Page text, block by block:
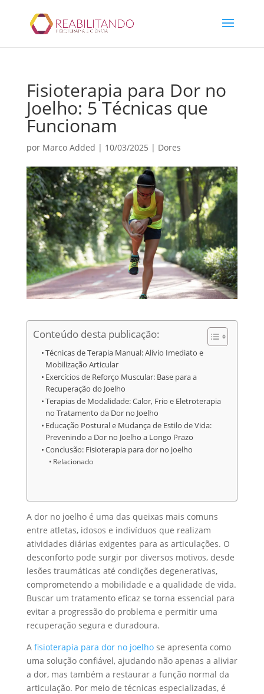
Fisioterapia para Dor no
Joelho: 5 Técnicas que
Funcionam
por Marco Added | 10/03/2025 | Dores
Conteúdo desta publicação:
Técnicas de Terapia Manual: Alívio Imediato e
Mobilização Articular
Exercícios de Reforço Muscular: Base para a
Recuperação do Joelho
Terapias de Modalidade: Calor, Frio e Eletroterapia
no Tratamento da Dor no Joelho
Educação Postural e Mudança de Estilo de Vida:
Prevenindo a Dor no Joelho a Longo Prazo
Conclusão: Fisioterapia para dor no joelho
Relacionado
A dor no joelho é uma das queixas mais comuns
entre atletas, idosos e indivíduos que realizam
atividades diárias exigentes para as articulações. O
desconforto pode surgir por diversos motivos, desde
lesões traumáticas até condições degenerativas,
comprometendo a mobilidade e a qualidade de vida.
Buscar um tratamento eficaz se torna essencial para
evitar a progressão do problema e permitir uma
recuperação segura e duradoura.
A fisioterapia para dor no joelhose apresenta como
uma solução confiável, ajudando não apenas a aliviar
a dor, mas também a restaurar a função normal da
articulação. Por meio de técnicas especializadas, é